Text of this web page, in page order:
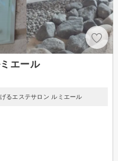
エール
るエステサロン ルミエール